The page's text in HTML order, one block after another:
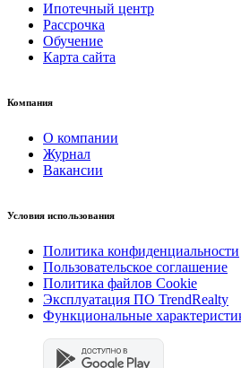
Ипотечный центр
Рассрочка
Обучение
Карта сайта
Компания
О компании
Журнал
Вакансии
Условия использования
Политика конфиденциальности
Пользовательское соглашение
Политика файлов Cookie
Эксплуатация ПО TrendRealty
Функциональные